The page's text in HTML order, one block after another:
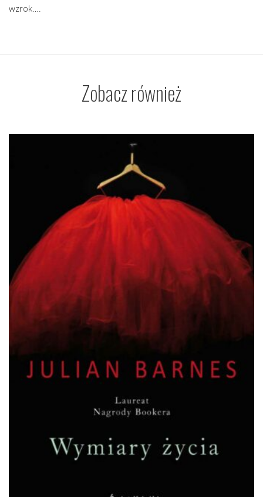
wzrok….
Zobacz również